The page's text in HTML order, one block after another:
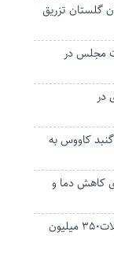
گلستان تزریق
مجلس در
در
کاووس به
کاهش دما و
آغاز معرفی متقاضیان دریافت تسهیلات۳۵۰ میلیون